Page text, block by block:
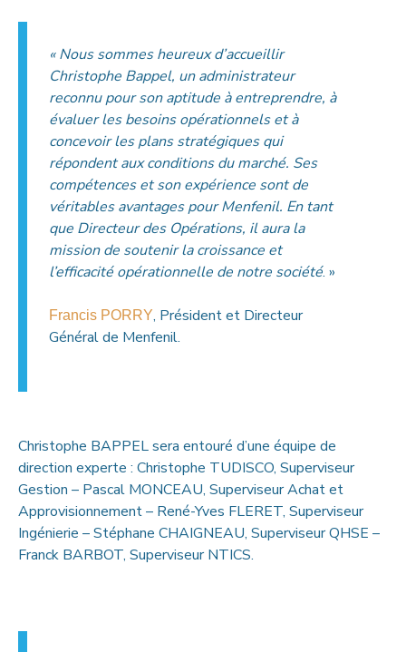
« Nous sommes heureux d’accueillir
Christophe Bappel, un administrateur
reconnu pour son aptitude à entreprendre, à
évaluer les besoins opérationnels et à
concevoir les plans stratégiques qui
répondent aux conditions du marché. Ses
compétences et son expérience sont de
véritables avantages pour Menfenil. En tant
que Directeur des Opérations, il aura la
mission de soutenir la croissance et
l’efficacité opérationnelle de notre société. »
Francis PORRY, Président et Directeur
Général de Menfenil.
Christophe BAPPEL sera entouré d’une équipe de
direction experte : Christophe TUDISCO, Superviseur
Gestion – Pascal MONCEAU, Superviseur Achat et
Approvisionnement – René-Yves FLERET, Superviseur
Ingénierie – Stéphane CHAIGNEAU, Superviseur QHSE –
Franck BARBOT, Superviseur NTICS.